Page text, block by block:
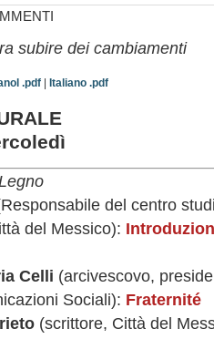
subire dei cambiamenti
.pdf Italiano .pdf
del centro
del Messico):
Celli (arcivescovo,
Sociali): Fraternité
(scrittore, Città del